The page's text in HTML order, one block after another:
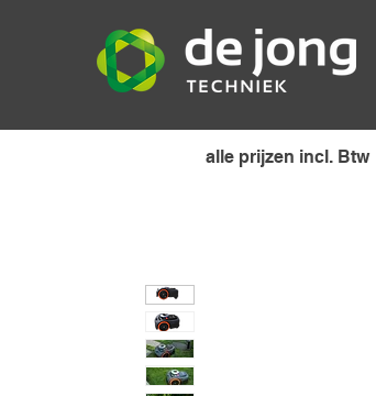
alle prijzen incl. Btw